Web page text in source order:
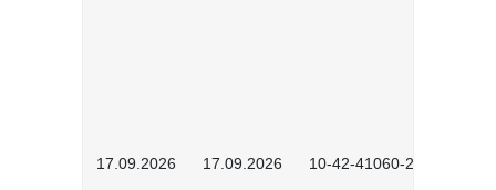
17.09.2026 17.09.2026 10-42-41060-2609